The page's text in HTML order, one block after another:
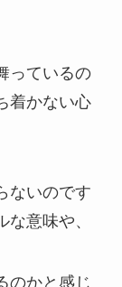
っているの
着かない心
ないのです
意味や、
のかと感じ